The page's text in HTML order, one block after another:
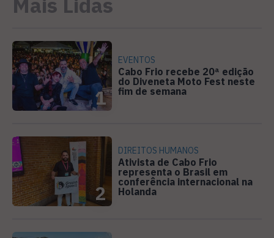
1
EVENTOS
Cabo Frio recebe 20ª edição
do Diveneta Moto Fest neste
fim de semana
2
DIREITOS HUMANOS
Ativista de Cabo Frio
representa o Brasil em
conferência internacional na
Holanda